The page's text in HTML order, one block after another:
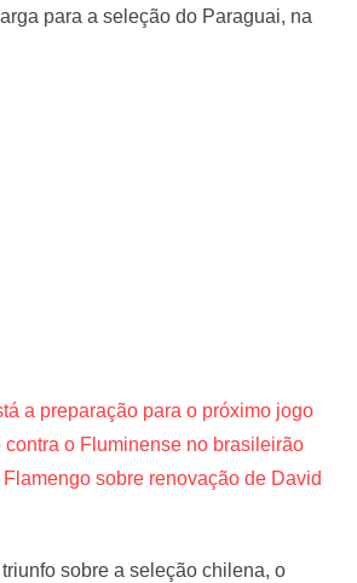
para a seleção do Paraguai, na
a preparação para o próximo jogo
contra o Fluminense no brasileirão
sobre renovação de David
sobre a seleção chilena, o